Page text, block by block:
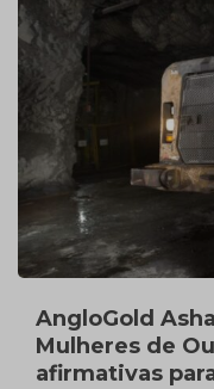
AngloGold
Mulheres de
afirmativas